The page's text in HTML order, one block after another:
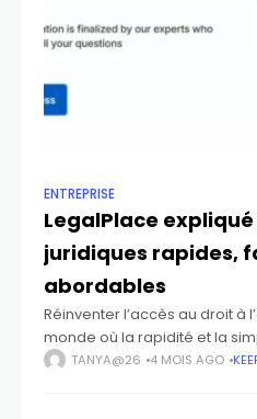
ENTREPRISE
LegalPlace
juridiques rapides,
abordables
Réinventer l’accès au droit à
monde où la rapidité et la
attentes fondamentales, le
TANYA@26 4 MOIS AGO